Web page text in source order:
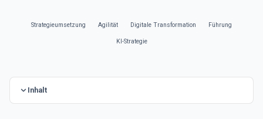
Strategieumsetzung Agilität Digitale Transformation Führung
KI-Strategie
Inhalt